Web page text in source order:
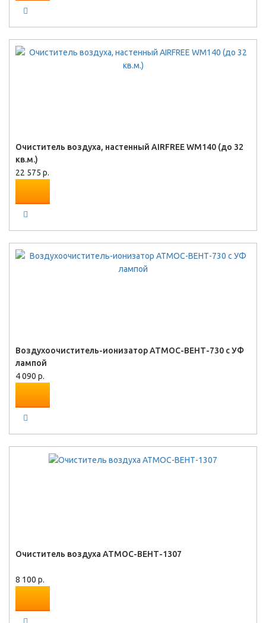
Очиститель воздуха, настенный AIRFREE WM140 (до 32
кв.м.)
22 575 р.
Воздухоочиститель-ионизатор АТМОС-ВЕНТ-730 с УФ
лампой
4 090 р.
Очиститель воздуха АТМОС-ВЕНТ-1307
8 100 р.